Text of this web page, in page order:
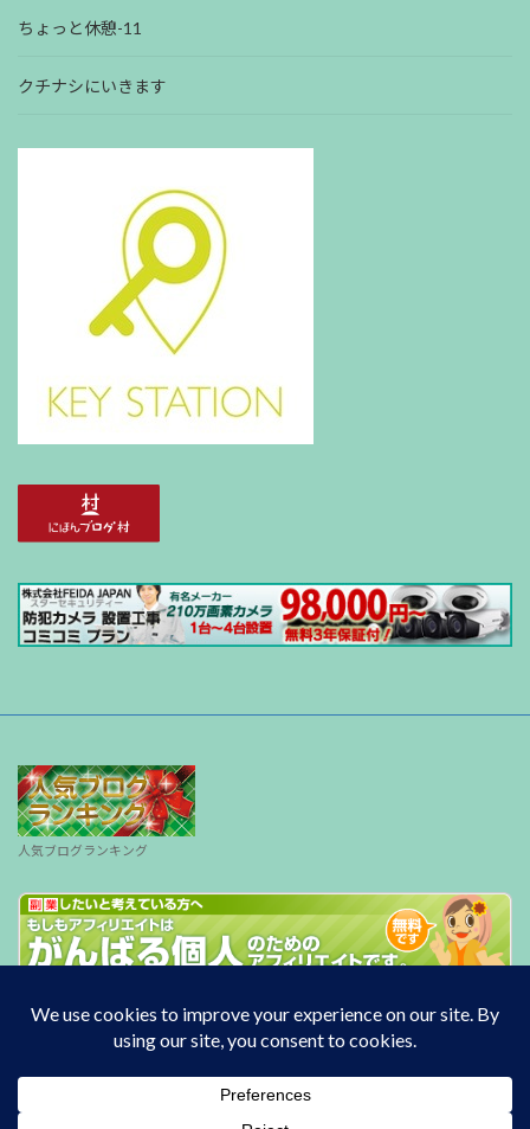
ちょっと休憩-11
クチナシにいきます
人気ブログランキング
Copyright © South wind All Rights Reserved.